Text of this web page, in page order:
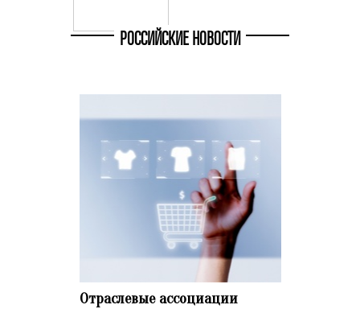
РОССИЙСКИЕ НОВОСТИ
Отраслевые ассоциации